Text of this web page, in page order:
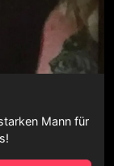
Mann für